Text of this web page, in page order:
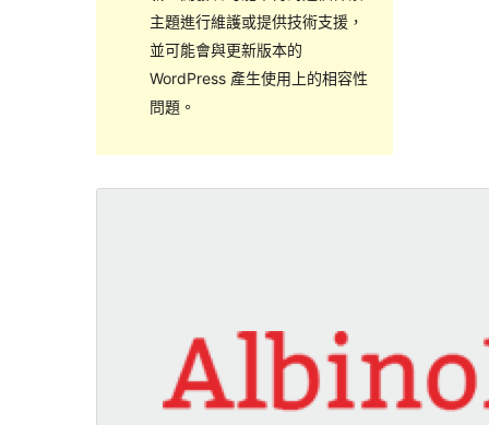
主題進行維護或提供技術支援，
並可能會與更新版本的
WordPress 產生使用上的相容性
問題。